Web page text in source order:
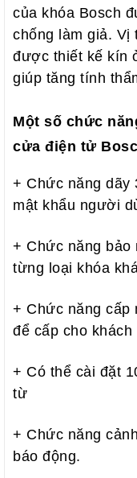
của khóa Bosch
chống làm giả.
được thiết kế kín
giúp tăng tính
Một số chức
cửa điện tử
+ Chức năng dãy
mật khẩu người
+ Chức năng
từng loại khóa
+ Chức năng cấp
để cấp cho
+ Có thể cài đặt
từ
+ Chức năng
báo động.